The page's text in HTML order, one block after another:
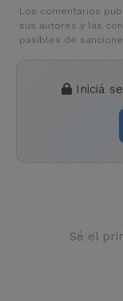
Los comentarios
sus autores y las
pasibles de
Iniciá
Sé el